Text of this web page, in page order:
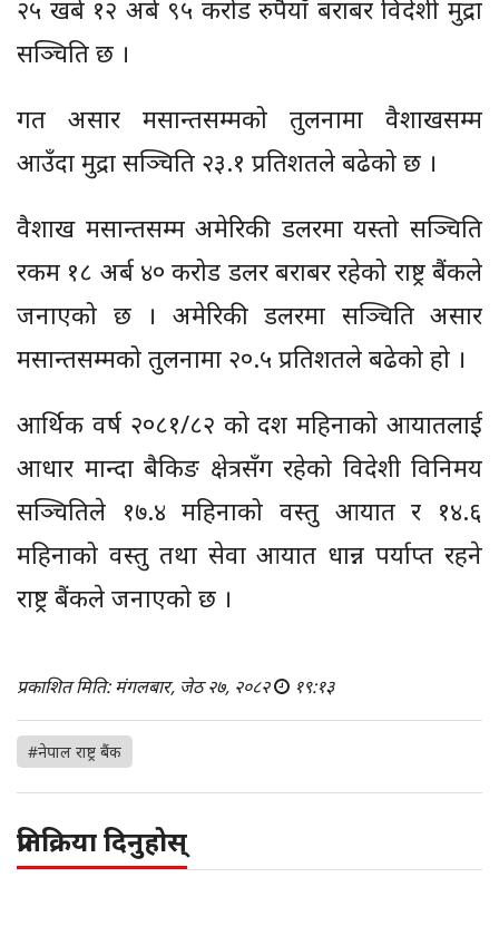
२५ खर्ब १२ अर्ब ९५ करोड रुपैयाँ बराबर विदेशी मुद्रा
सञ्चिति छ ।
गत असार मसान्तसम्मको तुलनामा वैशाखसम्म
आउँदा मुद्रा सञ्चिति २३.१ प्रतिशतले बढेको छ ।
वैशाख मसान्तसम्म अमेरिकी डलरमा यस्तो सञ्चिति
रकम १८ अर्ब ४० करोड डलर बराबर रहेको राष्ट्र बैंकले
जनाएको छ । अमेरिकी डलरमा सञ्चिति असार
मसान्तसम्मको तुलनामा २०.५ प्रतिशतले बढेको हो ।
आर्थिक वर्ष २०८१/८२ को दश महिनाको आयातलाई
आधार मान्दा बैकिङ क्षेत्रसँग रहेको विदेशी विनिमय
सञ्चितिले १७.४ महिनाको वस्तु आयात र १४.६
महिनाको वस्तु तथा सेवा आयात धान्न पर्याप्त रहने
राष्ट्र बैंकले जनाएको छ ।
प्रकाशित मिति: मंगलबार, जेठ २७, २०८२ १९:१३
#नेपाल राष्ट्र बैंक
प्रतिक्रिया दिनुहोस्